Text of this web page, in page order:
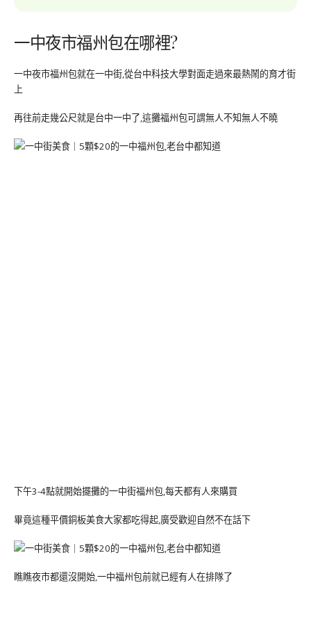
一中夜市福州包在哪裡?
一中夜市福州包就在一中街,從台中科技大學對面走過來最熱鬧的育才街
上
再往前走幾公尺就是台中一中了,這攤福州包可謂無人不知無人不曉
下午3-4點就開始擺攤的一中街福州包,每天都有人來購買
畢竟這種平價銅板美食大家都吃得起,廣受歡迎自然不在話下
瞧瞧夜市都還沒開始,一中福州包前就已經有人在排隊了